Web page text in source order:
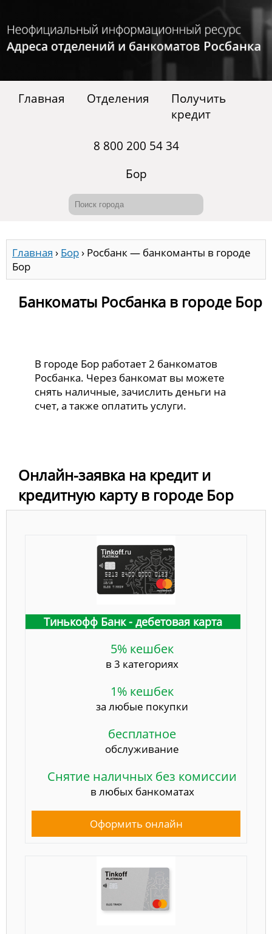
Главная Отделения
Получить
кредит
8 800 200 54 34
Бор
Главная › Бор› Росбанк — банкоманты в городе
Бор
Банкоматы Росбанка в городе Бор
В городе Бор работает 2 банкоматов
Росбанка. Через банкомат вы можете
снять наличные, зачислить деньги на
счет, а также оплатить услуги.
Онлайн-заявка на кредит и
кредитную карту в городе Бор
Тинькофф Банк - дебетовая карта
5% кешбек
в 3 категориях
1% кешбек
за любые покупки
бесплатное
обслуживание
Снятие наличных без комиссии
в любых банкоматах
Оформить онлайн